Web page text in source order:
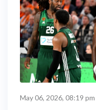
May 06, 2026, 08:19 pm